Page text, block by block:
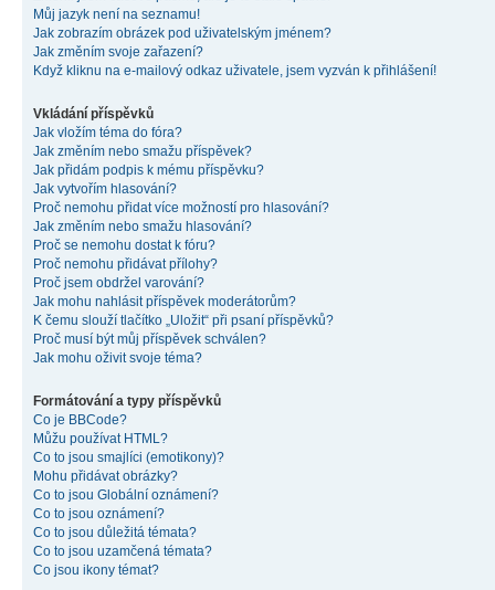
Můj jazyk není na seznamu!
Jak zobrazím obrázek pod uživatelským jménem?
Jak změním svoje zařazení?
Když kliknu na e-mailový odkaz uživatele, jsem vyzván k přihlášení!
Vkládání příspěvků
Jak vložím téma do fóra?
Jak změním nebo smažu příspěvek?
Jak přidám podpis k mému příspěvku?
Jak vytvořím hlasování?
Proč nemohu přidat více možností pro hlasování?
Jak změním nebo smažu hlasování?
Proč se nemohu dostat k fóru?
Proč nemohu přidávat přílohy?
Proč jsem obdržel varování?
Jak mohu nahlásit příspěvek moderátorům?
K čemu slouží tlačítko „Uložit“ při psaní příspěvků?
Proč musí být můj příspěvek schválen?
Jak mohu oživit svoje téma?
Formátování a typy příspěvků
Co je BBCode?
Můžu používat HTML?
Co to jsou smajlíci (emotikony)?
Mohu přidávat obrázky?
Co to jsou Globální oznámení?
Co to jsou oznámení?
Co to jsou důležitá témata?
Co to jsou uzamčená témata?
Co jsou ikony témat?